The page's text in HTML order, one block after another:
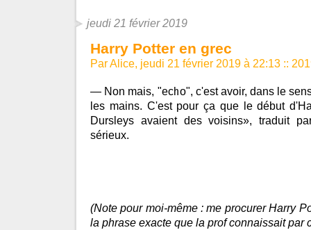
jeudi 21 février 2019
Harry Potter en grec
Par Alice, jeudi 21 février 2019 à 22:13 ::
— Non mais, "echo", c'est avoir, dans le
les mains. C'est pour ça que le début
Dursleys avaient des voisins», traduit
sérieux.
(Note pour moi-même : me procurer Harry
la phrase exacte que la prof connaissait par